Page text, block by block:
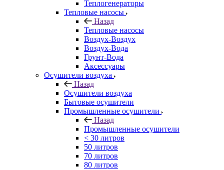
Теплогенераторы
Тепловые насосы
Назад
Тепловые насосы
Воздух-Воздух
Воздух-Вода
Грунт-Вода
Аксессуары
Осушители воздуха
Назад
Осушители воздуха
Бытовые осушители
Промышленные осушители
Назад
Промышленные осушители
< 30 литров
50 литров
70 литров
80 литров